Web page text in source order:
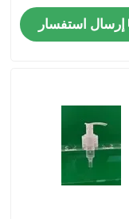
إرسال استفسار